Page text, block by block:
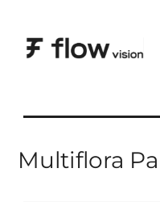
Multiflora